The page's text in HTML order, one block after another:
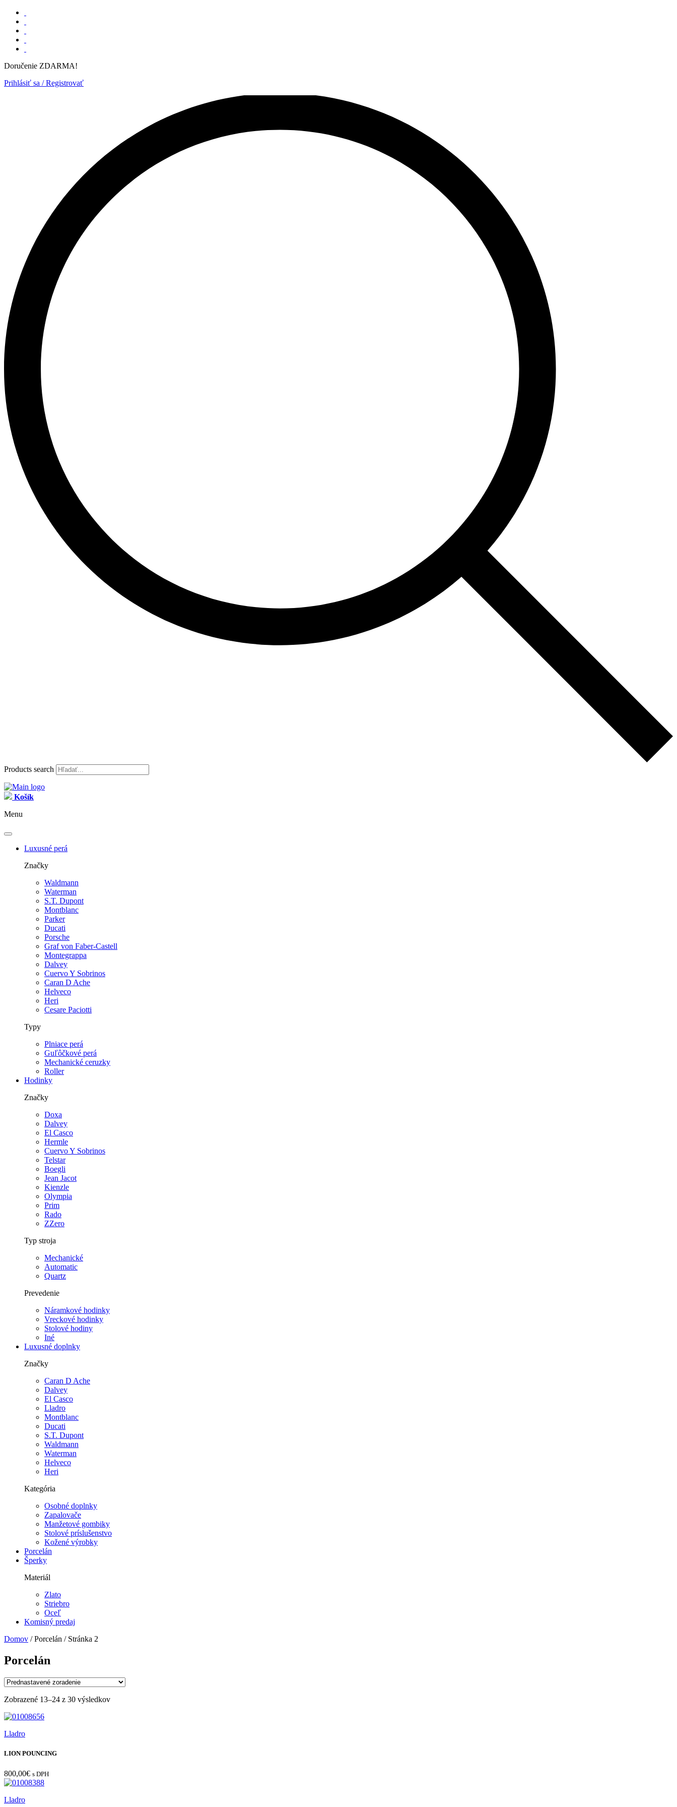
Doručenie ZDARMA!
Prihlásiť sa / Registrovať
Products search
Košík
Menu
Luxusné perá
Značky
Waldmann
Waterman
S.T. Dupont
Montblanc
Parker
Ducati
Porsche
Graf von Faber-Castell
Montegrappa
Dalvey
Cuervo Y Sobrinos
Caran D Ache
Helveco
Heri
Cesare Paciotti
Typy
Plniace perá
Guľôčkové perá
Mechanické ceruzky
Roller
Hodinky
Značky
Doxa
Dalvey
El Casco
Hermle
Cuervo Y Sobrinos
Telstar
Boegli
Jean Jacot
Kienzle
Olympia
Prim
Rado
ZZero
Typ stroja
Mechanické
Automatic
Quartz
Prevedenie
Náramkové hodinky
Vreckové hodinky
Stolové hodiny
Iné
Luxusné doplnky
Značky
Caran D Ache
Dalvey
El Casco
Lladro
Montblanc
Ducati
S.T. Dupont
Waldmann
Waterman
Helveco
Heri
Kategória
Osobné doplnky
Zapalovače
Manžetové gombiky
Stolové príslušenstvo
Kožené výrobky
Porcelán
Šperky
Materiál
Zlato
Striebro
Oceľ
Komisný predaj
Domov / Porcelán / Stránka 2
Porcelán
Zobrazené 13–24 z 30 výsledkov
Lladro
LION POUNCING
800,00€ s DPH
Lladro